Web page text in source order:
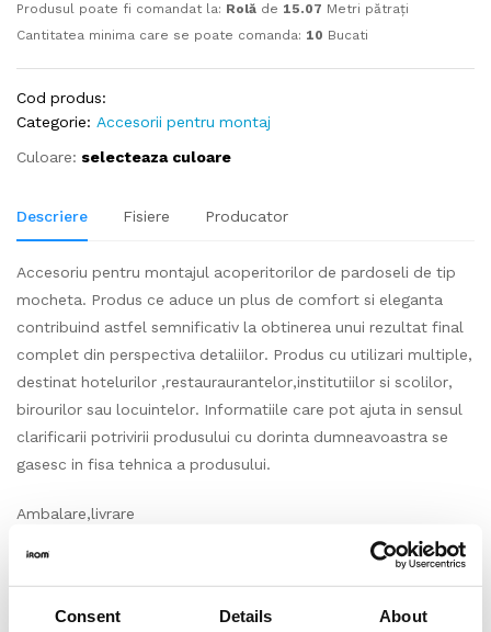
Consent Details About
Produsul poate fi comandat la: Rolă de 15.07 Metri pătrați
Cantitatea minima care se poate comanda: 10 Bucati
Cod produs:
Categorie: Accesorii pentru montaj
Culoare: selecteaza culoare
Descriere Fisiere Producator
Accesoriu pentru montajul acoperitorilor de pardoseli de tip
mocheta. Produs ce aduce un plus de comfort si eleganta
contribuind astfel semnificativ la obtinerea unui rezultat final
complet din perspectiva detaliilor. Produs cu utilizari multiple,
destinat hotelurilor ,restauraurantelor,institutiilor si scolilor,
birourilor sau locuintelor. Informatiile care pot ajuta in sensul
clarificarii potrivirii produsului cu dorinta dumneavoastra se
gasesc in fisa tehnica a produsului.
Ambalare,livrare
Accesoriu produs si impachetat la bucata, cantitate standard
pe bucata (m2/buc) conform prezentarii produsului pe
site. Produs vandut la bucata, conform modului in care se